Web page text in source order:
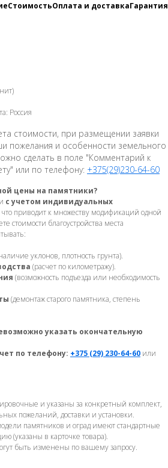
СтоимостьОплата и доставка
Россия
стоимости, при размещении заявки
пожелания и особенности земельного
сделать в поле "Комментарий к
или по телефону: +375(29)230-64-60
цены на памятники?
с учетом индивидуальных
что приводит к множеству модификаций одной
стоимости благоустройства места
уклонов, плотность грунта).
(расчет по километражу).
(возможность подъезда или необходимость
(демонтаж старого памятника, степень
указать окончательную
по телефону: +375 (29) 230-64-60 или
и указаны за конкретный комплект,
пожеланий, доставки и установки.
памятников и оград имеют стандартные
(указаны в карточке товара).
быть изменены по вашему запросу.